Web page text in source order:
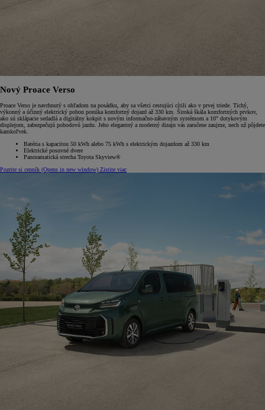
Nový Proace Verso
Proace Verso je navrhnutý s ohľadom na posádku, aby sa všetci cestujúci cítili ako v prvej triede. Tichý,
výkonný a účinný elektrický pohon ponúka komfortný dojazd až 330 km. Široká škála komfortných prvkov,
ako sú sklápacie sedadlá a digitálny kokpit s novým informačno-zábavným systémom a 10" dotykovým
displejom, zabezpečujú pohodovú jazdu. Jeho elegantný a moderný dizajn vás zaručene zaujme, nech už pôjdete
kamkoľvek.
Batéria s kapacitou 50 kWh alebo 75 kWh s elektrickým dojazdom až 330 km
Elektrické posuvné dvere
Panoramatická strecha Toyota Skyview®
Pozrite si cenník (Opens in new window) Zistite viac